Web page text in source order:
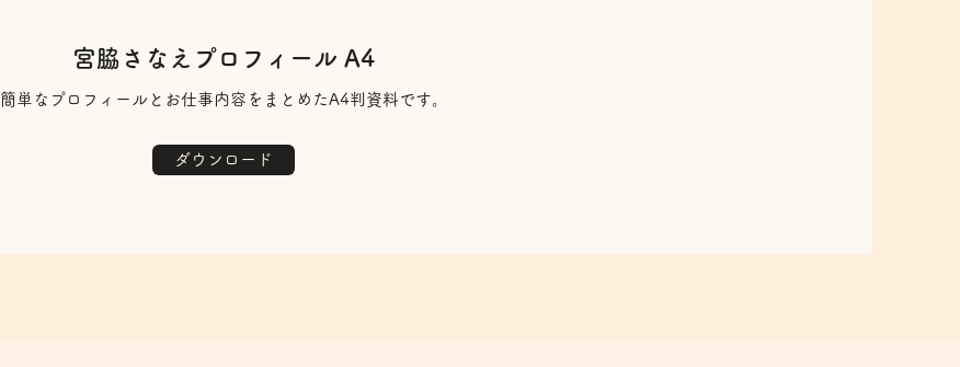
宮脇さなえプロフィール A4
​簡単なプロフィールとお仕事内容をまとめたA4判資料です。
ダウンロード